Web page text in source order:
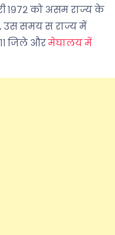
१९७२ को असम राज्य के
उस समय स राज्य में
जिले औरमेघालय में